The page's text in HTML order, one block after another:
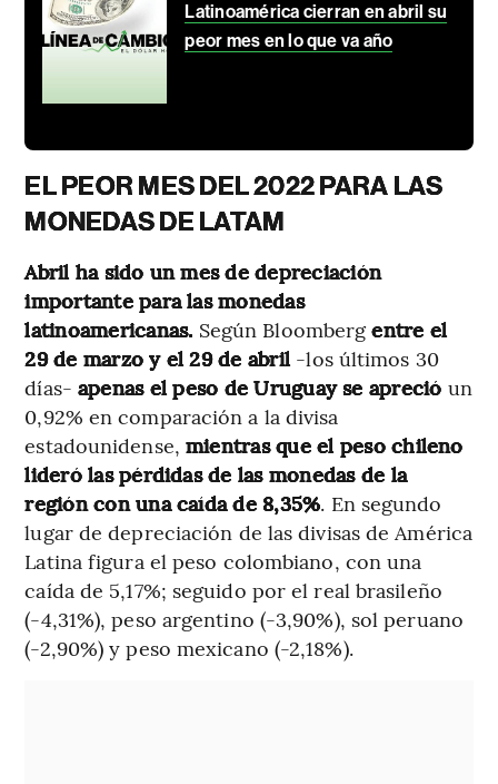
Latinoamérica cierran en abril su
peor mes en lo que va año
EL PEOR MES DEL 2022 PARA LAS
MONEDAS DE LATAM
Abril ha sido un mes de depreciación
importante para las monedas
latinoamericanas. Según Bloombergentre el
29 de marzo y el 29 de abril -los últimos 30
días- apenas el peso de Uruguay se apreció un
0,92% en comparación a la divisa
estadounidense, mientras que el peso chileno
lideró las pérdidas de las monedas de la
región con una caída de 8,35%. En segundo
lugar de depreciación de las divisas de América
Latina figura el peso colombiano, con una
caída de 5,17%; seguido por el real brasileño
(-4,31%), peso argentino (-3,90%), sol peruano
(-2,90%) y peso mexicano (-2,18%).